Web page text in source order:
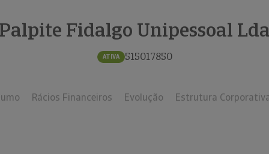
e Monitorização de
| Estudos e
Palpite Fidalgo Unipessoal Lda
ATIVA 515017850
Rácios Financeiros Evolução Estrutura Corporativa